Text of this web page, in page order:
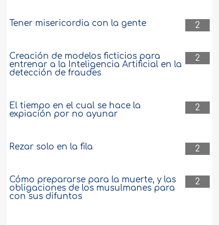
2
Tener misericordia con la gente
2
Creación de modelos ficticios para
entrenar a la Inteligencia Artificial en la
detección de fraudes
2
El tiempo en el cual se hace la
expiación por no ayunar
2
Rezar solo en la fila
2
Cómo prepararse para la muerte, y las
obligaciones de los musulmanes para
con sus difuntos